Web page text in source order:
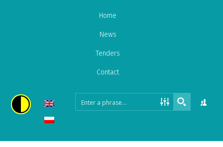
Home
News
Tenders
Contact